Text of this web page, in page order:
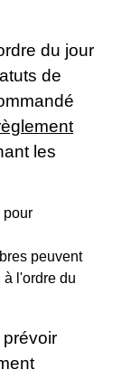
du jour
de
les
pour
peuvent
l'ordre du